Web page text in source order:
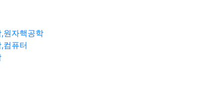
원자핵공학
컴퓨터